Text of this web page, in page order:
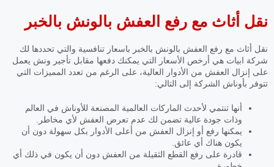
نقل أثاث مع رفع العفش بالونش بالخبر
نقل أثاث مع رفع العفش بالونش بالخبر باسعار تنافسية والتي تحددها لك
شركة ابيات هي أرخص الأسعار التي يمكنك دفعها مقابل تأجير ونش يعمل
على إنزال العفش من الأدوار العالية، على الرغم من تعدد المميزات التي
تتوفر بأوناش الشركة إلى التالي:
أنها تنتمي لأحدث الماركات العالمية المصنعة للأوناش في العالم
وذات جودة عالية تضمن لك عدم تعرض العفش لأي مخاطر.
يمكنها رفع أو إنزال العفش من أعلى الأدوار بكل سهولة دون أن
يكون هناك أي عائق.
قادرة على رفع القطع الثقيلة من العفش دون أن يكون في ذلك أي